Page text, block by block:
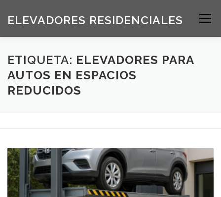
contenido
ELEVADORES RESIDENCIALES Menú
INICIO PRODUCTOS
SOLICITE UNA COTIZACIÓN
ETIQUETA: ELEVADORES PARA
AUTOS EN ESPACIOS
REDUCIDOS